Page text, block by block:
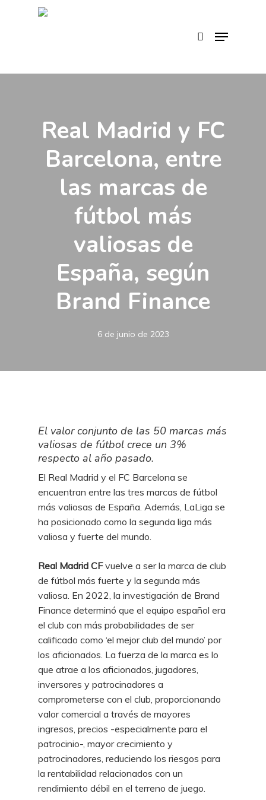
Menu
Real Madrid y FC
Barcelona, entre
las marcas de
fútbol más
valiosas de
España, según
Brand Finance
6 de junio de 2023
El valor conjunto de las 50 marcas más
valiosas de fútbol crece un 3%
respecto al año pasado.
El Real Madrid y el FC Barcelona se
encuentran entre las tres marcas de fútbol
más valiosas de España. Además, LaLiga se
ha posicionado como la segunda liga más
valiosa y fuerte del mundo.
Real Madrid CFvuelve a ser la marca de club
de fútbol más fuerte y la segunda más
valiosa. En 2022, la investigación de Brand
Finance determinó que el equipo español era
el club con más probabilidades de ser
calificado como ‘el mejor club del mundo’ por
los aficionados. La fuerza de la marca es lo
que atrae a los aficionados, jugadores,
inversores y patrocinadores a
comprometerse con el club, proporcionando
valor comercial a través de mayores
ingresos, precios -especialmente para el
patrocinio-, mayor crecimiento y
patrocinadores, reduciendo los riesgos para
la rentabilidad relacionados con un
rendimiento débil en el terreno de juego.